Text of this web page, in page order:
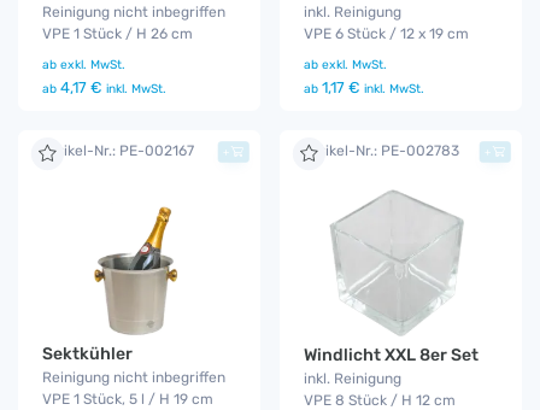
Reinigung nicht inbegriffen
VPE 1 Stück / H 26 cm
ab exkl. MwSt.
ab 4,17 € inkl. MwSt.
inkl. Reinigung
VPE 6 Stück / 12 x 19 cm
ab exkl. MwSt.
ab 1,17 € inkl. MwSt.
Artikel-Nr.: PE-002167
Sektkühler
Reinigung nicht inbegriffen
VPE 1 Stück, 5 l / H 19 cm
+ Artikel-Nr.: PE-002783
Windlicht XXL 8er Set
inkl. Reinigung
VPE 8 Stück / H 12 cm
+